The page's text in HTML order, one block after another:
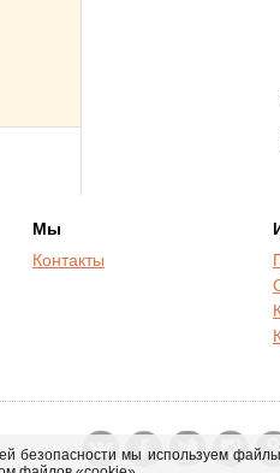
Мы
Контакты
безопасности мы используем